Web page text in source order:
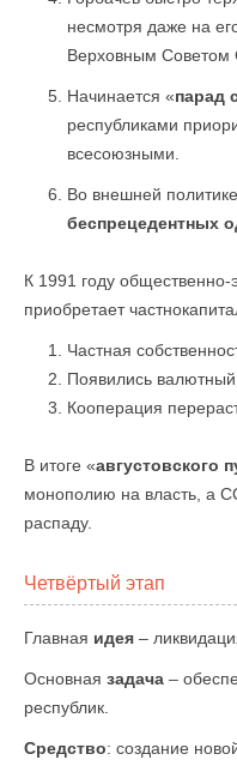
несмотря даже на
Верховным Советом
Начинается «парад
республиками
всесоюзными.
Во внешней
беспрецедентных
К 1991 году
приобретает
Частная
Появились
Кооперация
В итоге «августовского
монополию на власть, а
распаду.
Четвёртый этап
Главная идея –
Основная задача –
республик.
Средство: создание